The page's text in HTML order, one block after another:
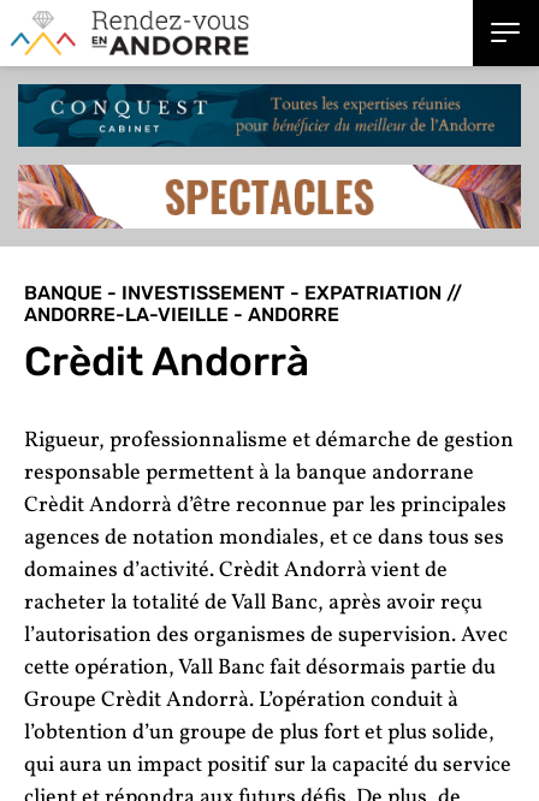
BANQUE - INVESTISSEMENT - EXPATRIATION //
ANDORRE-LA-VIEILLE - ANDORRE
Crèdit Andorrà
Rigueur, professionnalisme et démarche de gestion
responsable permettent à la banque andorrane
Crèdit Andorrà d’être reconnue par les principales
agences de notation mondiales, et ce dans tous ses
domaines d’activité. Crèdit Andorrà vient de
racheter la totalité de Vall Banc, après avoir reçu
l’autorisation des organismes de supervision. Avec
cette opération, Vall Banc fait désormais partie du
Groupe Crèdit Andorrà. L’opération conduit à
l’obtention d’un groupe de plus fort et plus solide,
qui aura un impact positif sur la capacité du service